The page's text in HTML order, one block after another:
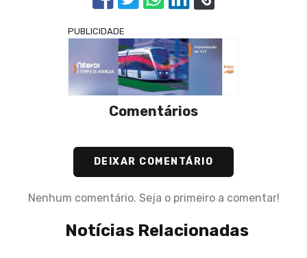
PUBLICIDADE
Comentários
DEIXAR COMENTÁRIO
Nenhum comentário. Seja o primeiro a comentar!
Notícias Relacionadas